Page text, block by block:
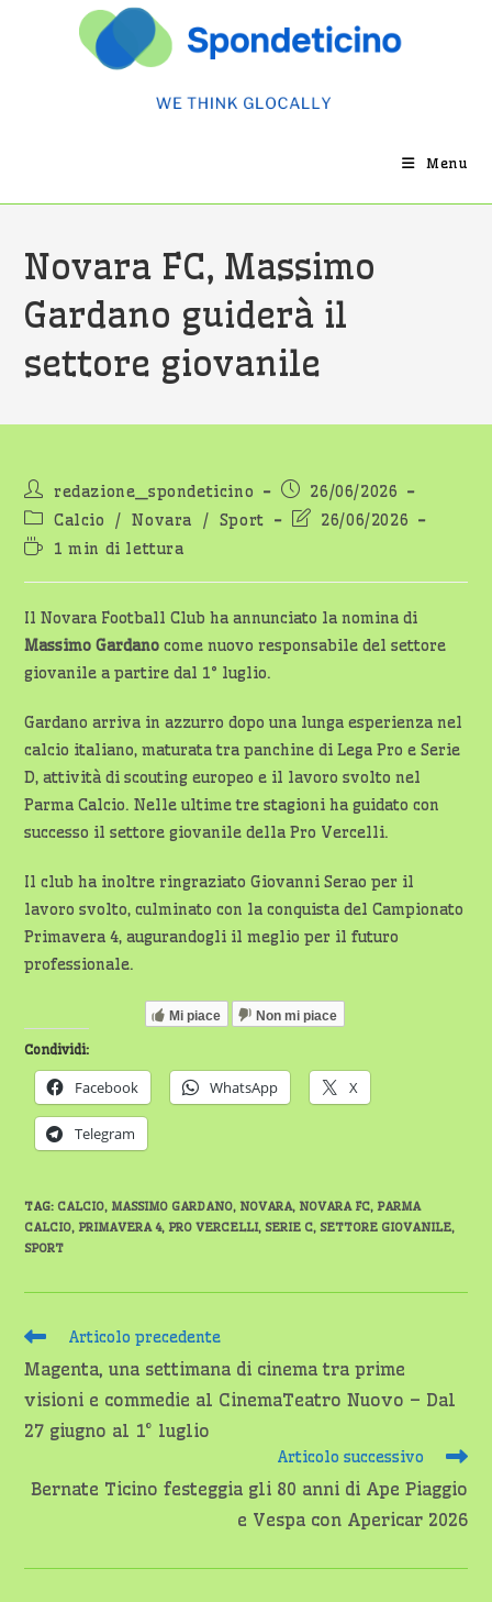
Menu
Novara FC, Massimo
Gardano guiderà il
settore giovanile
Autore
dell'articolo:
redazione_spondeticino
Articolo
pubblicato:
26/06/2026
Categoria
dell'articolo:
Calcio / Novara / Sport
Ultima26/06/2026
Tempo
lettura:
1 min di lettura
Il Novara Football Club ha annunciato la nomina di
Massimo Gardano come nuovo responsabile del settore
giovanile a partire dal 1° luglio.
Gardano arriva in azzurro dopo una lunga esperienza nel
calcio italiano, maturata tra panchine di Lega Pro e Serie
D, attività di scouting europeo e il lavoro svolto nel
Parma Calcio. Nelle ultime tre stagioni ha guidato con
successo il settore giovanile della Pro Vercelli.
Il club ha inoltre ringraziato Giovanni Serao per il
lavoro svolto, culminato con la conquista del Campionato
Primavera 4, augurandogli il meglio per il futuro
professionale.
Mi piace Non mi piace
Condividi:
Facebook WhatsApp X
Telegram
TAG: CALCIO, MASSIMO GARDANO, NOVARA, NOVARA FC, PARMA
CALCIO, PRIMAVERA 4, PRO VERCELLI, SERIE C, SETTORE GIOVANILE,
SPORT
Leggi
articoli
Articolo precedente
Magenta, una settimana di cinema tra prime
visioni e commedie al CinemaTeatro Nuovo – Dal
27 giugno al 1° luglio
Articolo successivo
Bernate Ticino festeggia gli 80 anni di Ape Piaggio
e Vespa con Apericar 2026